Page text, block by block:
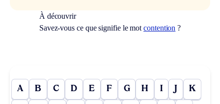
À découvrir
Savez-vous ce que signifie le motcontention ?
A B C D E F G H I J K